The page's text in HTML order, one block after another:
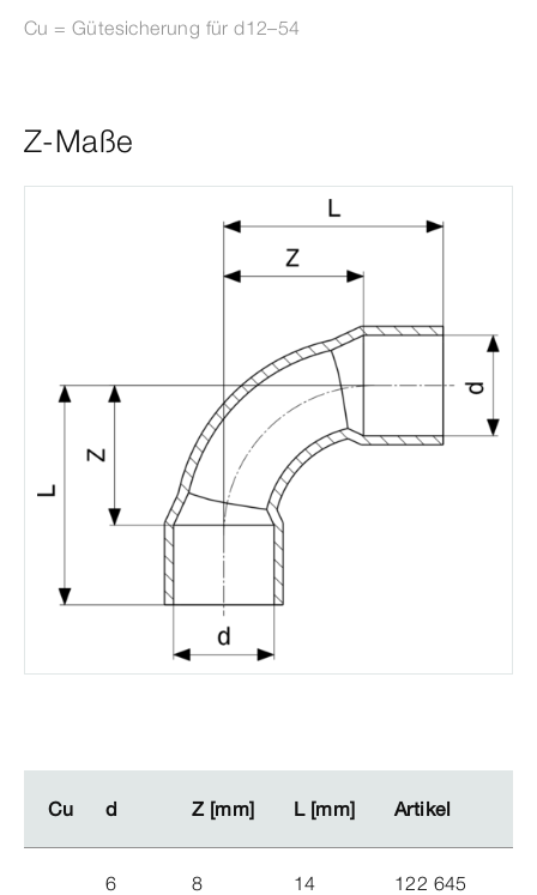
Cu = Gütesicherung für d12–54
Z-Maße
Cu d Z [mm] L [mm] Artikel
Cu d Z [mm] L [mm] Artikel
6 8 14 122 645